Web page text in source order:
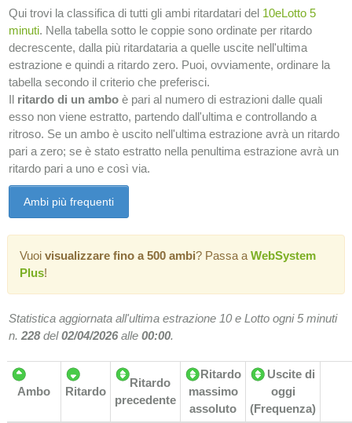
INFORMAZIONI SULLA LOTTERIA
Qui trovi la classifica di tutti gli ambi ritardatari del 10eLotto 5
minuti. Nella tabella sotto le coppie sono ordinate per ritardo
decrescente, dalla più ritardataria a quelle uscite nell'ultima
estrazione e quindi a ritardo zero. Puoi, ovviamente, ordinare la
tabella secondo il criterio che preferisci.
Il ritardo di un ambo è pari al numero di estrazioni dalle quali
esso non viene estratto, partendo dall'ultima e controllando a
ritroso. Se un ambo è uscito nell'ultima estrazione avrà un ritardo
pari a zero; se è stato estratto nella penultima estrazione avrà un
ritardo pari a uno e così via.
Ambi più frequenti
Vuoi visualizzare fino a 500 ambi? Passa a WebSystem
Plus!
Statistica aggiornata all'ultima estrazione 10 e Lotto ogni 5 minuti
n. 228del02/04/2026alle 00:00.
Ambo Ritardo
Ritardo
precedente
Ritardo
massimo
assoluto
Uscite di
oggi
(Frequenza)